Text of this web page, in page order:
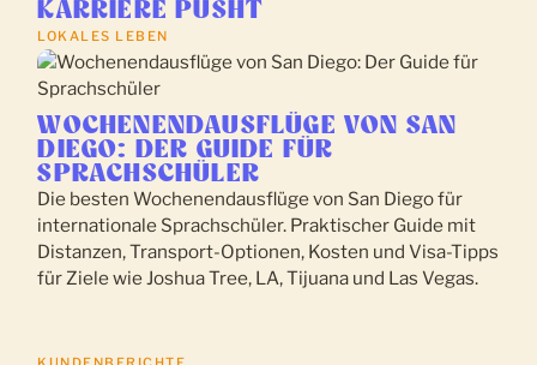
ARRIERE PUSHT
LOKALES LEBEN
WOCHENENDAUSFLÜGE VON SAN
DIEGO: DER GUIDE FÜR
SPRACHSCHÜLER
Die besten Wochenendausflüge von San Diego für
internationale Sprachschüler. Praktischer Guide mit
Distanzen, Transport-Optionen, Kosten und Visa-Tipps
für Ziele wie Joshua Tree, LA, Tijuana und Las Vegas.